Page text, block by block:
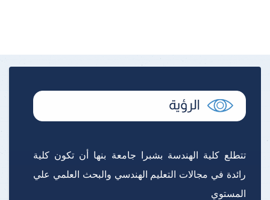
تتطلع كلية الهندسة بشبرا جامعة بنها أن تكون كلية
رائدة في مجالات التعليم الهندسي والبحث العلمي علي
المستوي